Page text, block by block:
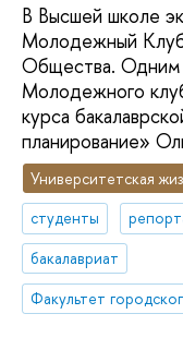
В Высшей школе
Молодежный Клуб
Общества. Одним
Молодежного
курса
планирование»
Университетская
студенты
бакалавриат